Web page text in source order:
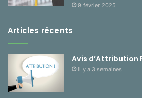
9 février 2025
Articles récents
Avis d’Attribution
il y a 3 semaines